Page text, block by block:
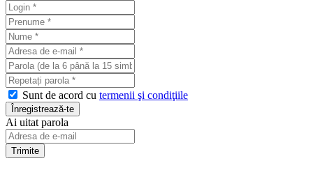
Sunt de acord cu termenii şi condiţiile
Ai uitat parola